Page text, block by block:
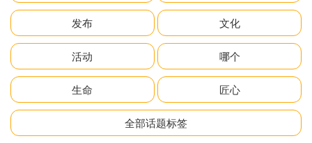
发布 文化
活动 哪个
生命 匠心
全部话题标签